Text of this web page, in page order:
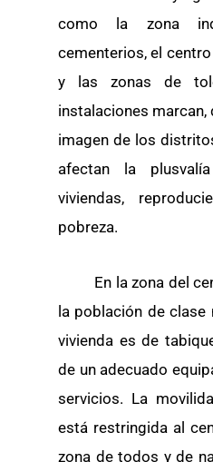
como la zona
cementerios, el
y las zonas de
instalaciones marcan,
imagen de los
afectan la
viviendas,
pobreza.
En la zona del
la población de
vivienda es de
de un adecuado
servicios. La
está restringida al
zona de todos y de